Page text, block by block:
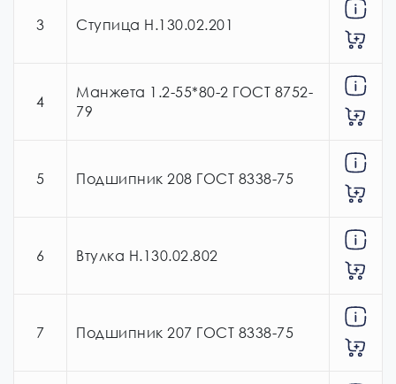
3 Ступица Н.130.02.201
4
Манжета 1.2-55*80-2 ГОСТ 8752-
79
5 Подшипник 208 ГОСТ 8338-75
6 Втулка Н.130.02.802
7 Подшипник 207 ГОСТ 8338-75